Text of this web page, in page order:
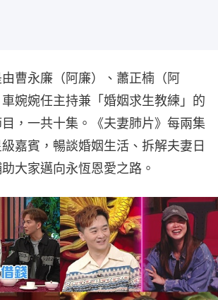
由曹永廉（阿廉）、蕭正楠（阿
婉婉任主持兼「婚姻求生教練」的
，一共十集。《夫妻肺片》每兩集
嘉賓，暢談婚姻生活、拆解夫妻日
大家邁向永恆恩愛之路。